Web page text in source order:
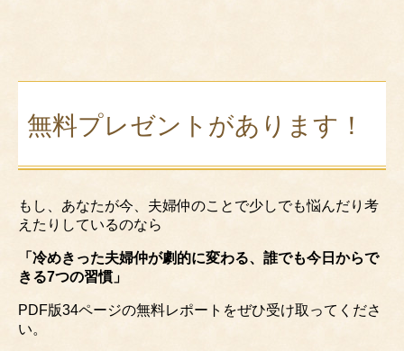
無料プレゼントがあります！
もし、あなたが今、夫婦仲のことで少しでも悩んだり考
えたりしているのなら
「冷めきった夫婦仲が劇的に変わる、誰でも今日からで
きる7つの習慣」
PDF版34ページの無料レポートをぜひ受け取ってくださ
い。